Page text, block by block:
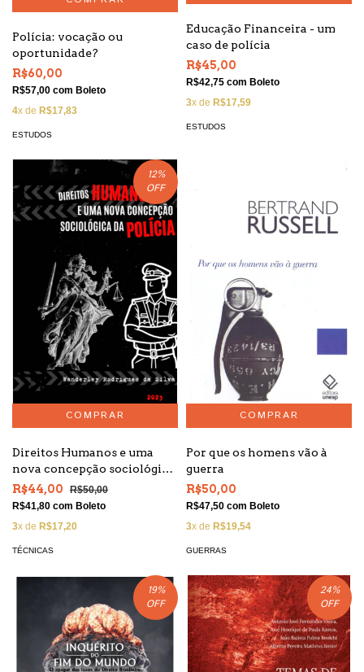
Polícia: vocação ou
oportunidade?
R$60,00
R$57,00 com Boleto
4x de R$17,83
ESTUDOS
Educação Financeira - um
caso de polícia
R$45,00
R$42,75 com Boleto
3x de R$17,59
ESTUDOS
12%
OFF
Direitos Humanos e uma
nova concepção sociológica
da Polícia
R$44,00
R$50,00
R$41,80 com Boleto
3x de R$17,20
TÉCNICAS
Por que os homens vão à
guerra
R$50,00
R$47,50 com Boleto
3x de R$19,54
GUERRAS
19%
OFF
24%
OFF